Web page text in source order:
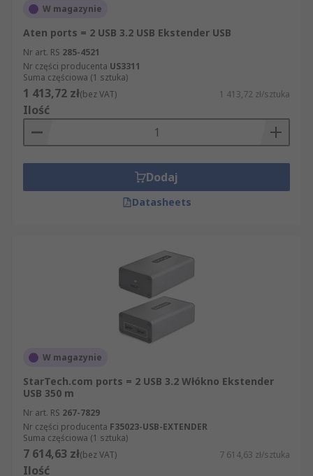
W magazynie
Aten ports = 2 USB 3.2 USB Ekstender USB
Nr art. RS 285-4521
Nr części producenta US3311
Suma częściowa (1 sztuka)
1 413,72 zł(bez VAT) 1 413,72 zł/sztuka
Ilość
Dodaj
Datasheets
W magazynie
StarTech.com ports = 2 USB 3.2 Włókno Ekstender
USB 350 m
Nr art. RS 267-7829
Nr części producenta F35023-USB-EXTENDER
Suma częściowa (1 sztuka)
7 614,63 zł(bez VAT) 7 614,63 zł/sztuka
Ilość